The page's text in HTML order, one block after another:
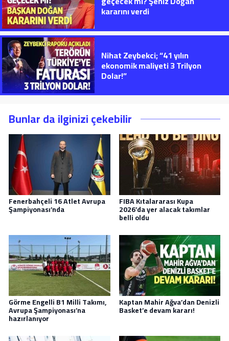
kararını verdi
Nihat Zeybekci; “41 yılın
ekonomik maliyeti 3 Trilyon
Dolar!”
Bunlar da ilginizi çekebilir
Fenerbahçeli 16 Atlet Avrupa
Şampiyonası’nda
FIBA Kıtalararası Kupa
2026’da yer alacak takımlar
belli oldu
Görme Engelli B1 Milli Takımı,
Avrupa Şampiyonası’na
hazırlanıyor
Kaptan Mahir Ağva’dan Denizli
Basket’e devam kararı!